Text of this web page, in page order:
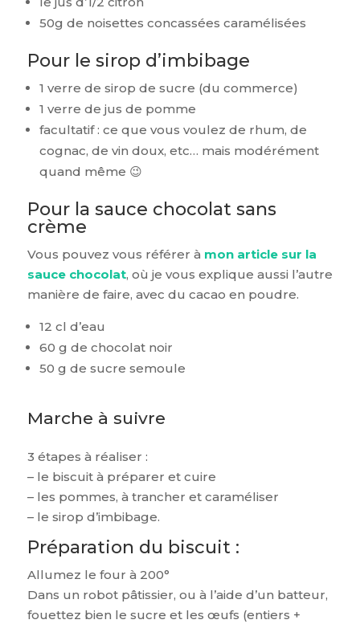
50g de noisettes concassées caramélisées
Pour le sirop d’imbibage
1 verre de sirop de sucre (du commerce)
1 verre de jus de pomme
facultatif : ce que vous voulez de rhum, de
cognac, de vin doux, etc… mais modérément
quand même 😉
Pour la sauce chocolat sans
crème
Vous pouvez vous référer à mon article sur la
sauce chocolat, où je vous explique aussi l’autre
manière de faire, avec du cacao en poudre.
12 cl d’eau
60 g de chocolat noir
50 g de sucre semoule
Marche à suivre
3 étapes à réaliser :
– le biscuit à préparer et cuire
– les pommes, à trancher et caraméliser
– le sirop d’imbibage.
Préparation du biscuit :
Allumez le four à 200°
Dans un robot pâtissier, ou à l’aide d’un batteur,
fouettez bien le sucre et les œufs (entiers +